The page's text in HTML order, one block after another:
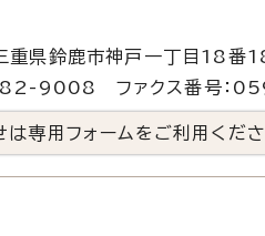
県鈴鹿市神戸一丁目18番
9008 ファクス番号：
専用フォームをご利用くださ